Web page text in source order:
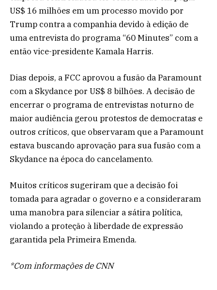
US$ 16 milhões em um processo movido por
Trump contra a companhia devido à edição de
uma entrevista do programa “60 Minutes” com a
então vice-presidente Kamala Harris.
Dias depois, a FCC aprovou a fusão da Paramount
com a Skydance por US$ 8 bilhões. A decisão de
encerrar o programa de entrevistas noturno de
maior audiência gerou protestos de democratas e
outros críticos, que observaram que a Paramount
estava buscando aprovação para sua fusão com a
Skydance na época do cancelamento.
Muitos críticos sugeriram que a decisão foi
tomada para agradar o governo e a consideraram
uma manobra para silenciar a sátira política,
violando a proteção à liberdade de expressão
garantida pela Primeira Emenda.
*Com informações de CNN